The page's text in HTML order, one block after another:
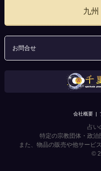
九州
お問合せ
会社概要
占い
特定の宗教団体・政治
また、物品の販売や他サービ
©